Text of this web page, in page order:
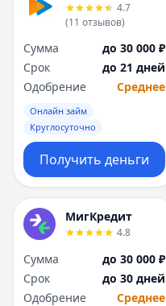
4.7
(11 отзывов)
Сумма
до 30 000 ₽
Срок
до 21 дней
Одобрение
Среднее
Онлайн займ
Круглосуточно
Получить деньги
МигКредит
4.8
Сумма
до 30 000 ₽
Срок
до 30 дней
Одобрение
Среднее